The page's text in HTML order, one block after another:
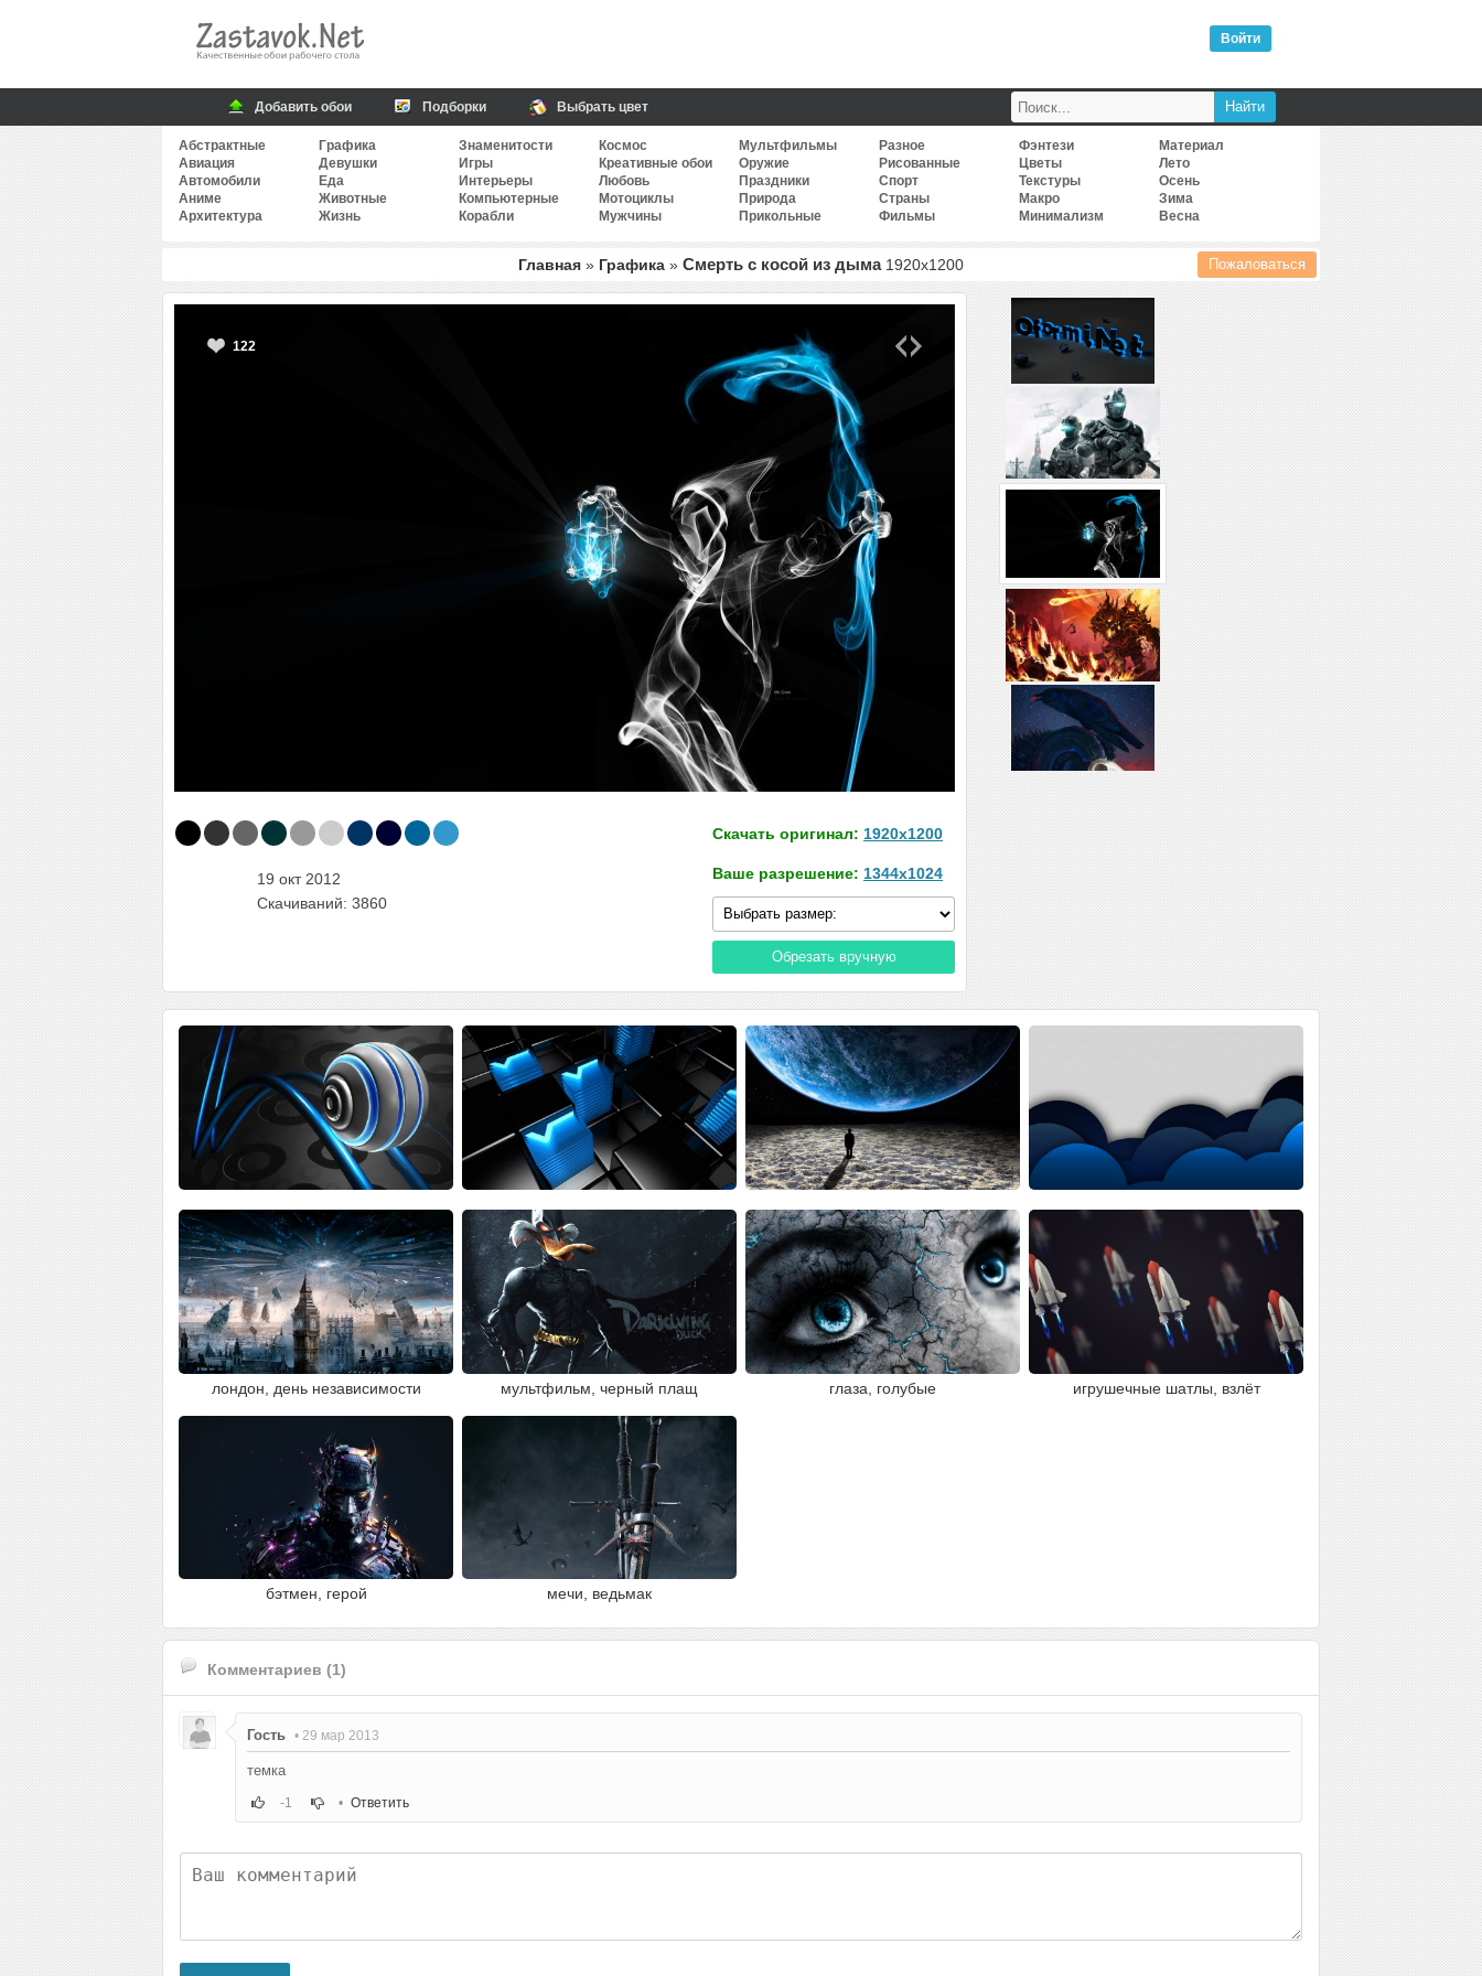
Войти
Добавить обои Подборки Выбрать цвет
Абстрактные
Авиация
Автомобили
Аниме
Архитектура
Графика
Девушки
Еда
Животные
Жизнь
Знаменитости
Игры
Интерьеры
Компьютерные
Корабли
Космос
Креативные обои
Любовь
Мотоциклы
Мужчины
Мультфильмы
Оружие
Праздники
Природа
Прикольные
Разное
Рисованные
Спорт
Страны
Фильмы
Фэнтези
Цветы
Текстуры
Макро
Минимализм
Материал
Лето
Осень
Зима
Весна
Главная » Графика » Смерть с косой из дыма 1920x1200 Пожаловаться
122
19 окт 2012
Скачиваний: 3860
Скачать оригинал: 1920x1200
Ваше разрешение: 1344x1024
Обрезать вручную
лондон, день независимости мультфильм, черный плащ глаза, голубые игрушечные шатлы, взлёт
бэтмен, герой мечи, ведьмак
Комментариев (1)
Гость • 29 мар 2013
темка
-1 • Ответить